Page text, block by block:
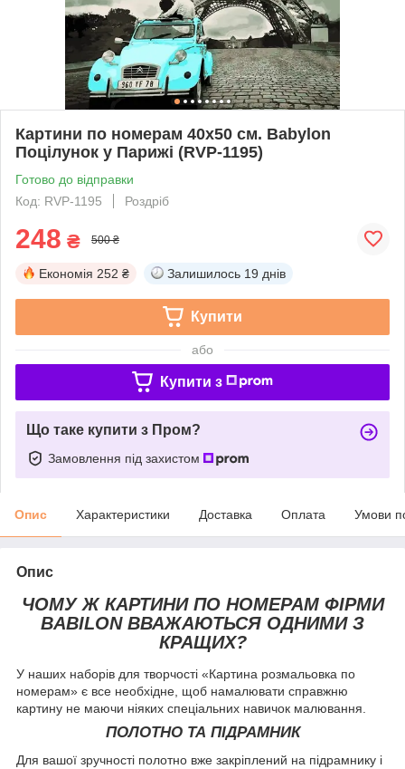
Картини по номерам 40х50 см. Babylon
Поцілунок у Парижі (RVP-1195)
Готово до відправки
Код: RVP-1195
Роздріб
248 ₴ 500 ₴
Економія 252 ₴ Залишилось 19 днів
Купити
або
Купити з
Що таке купити з Пром?
Замовлення під захистом
Опис Характеристики Доставка Оплата Умови
Опис
ЧОМУ Ж КАРТИНИ ПО НОМЕРАМ ФІРМИ
BABILON ВВАЖАЮТЬСЯ ОДНИМИ З
КРАЩИХ?
У наших наборів для творчості «Картина розмальовка по
номерам» є все необхідне, щоб намалювати справжню
картину не маючи ніяких спеціальних навичок малювання.
ПОЛОТНО ТА ПІДРАМНИК
Для вашої зручності полотно вже закріплений на підрамнику і